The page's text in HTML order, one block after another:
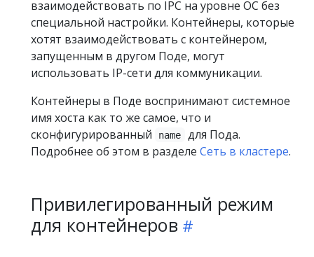
взаимодействовать по IPC на уровне ОС без
специальной настройки. Контейнеры, которые
хотят взаимодействовать с контейнером,
запущенным в другом Поде, могут
использовать IP-сети для коммуникации.
Контейнеры в Поде воспринимают системное
имя хоста как то же самое, что и
сконфигурированный
name
для Пода.
Подробнее об этом в разделе Сеть в кластере.
Привилегированный режим
для контейнеров